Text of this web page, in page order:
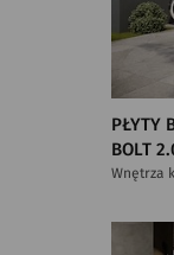
PŁYTY
BOLT
Wnętrza